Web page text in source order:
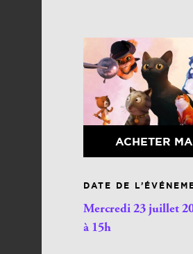
ACHETER
DATE DE
Mercredi 23 juillet
à 15h